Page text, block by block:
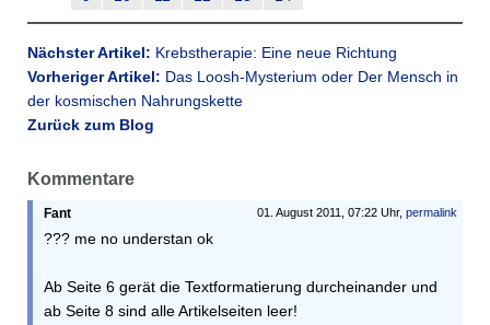
Nächster Artikel: Krebstherapie: Eine neue Richtung
Vorheriger Artikel: Das Loosh-Mysterium oder Der Mensch in
der kosmischen Nahrungskette
Zurück zum Blog
Kommentare
01. August 2011, 07:22 Uhr, permalink
Fant
??? me no understan ok
Ab Seite 6 gerät die Textformatierung durcheinander und
ab Seite 8 sind alle Artikelseiten leer!